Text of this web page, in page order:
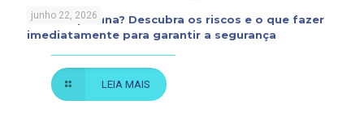
junho 22, 2026
Rato na piscina? Descubra os riscos e o que fazer
imediatamente para garantir a segurança
LEIA MAIS